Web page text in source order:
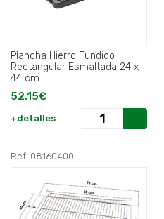
Plancha Hierro Fundido
Rectangular Esmaltada 24 x
44 cm..
52,15€
+detalles
Ref: 08160400